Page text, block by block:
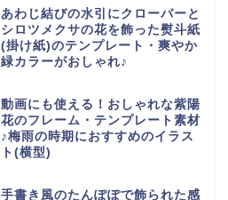
あわじ結びの水引にクローバーと
シロツメクサの花を飾った熨斗紙
(掛け紙)のテンプレート・爽やか
緑カラーがおしゃれ♪
動画にも使える！おしゃれな紫陽
花のフレーム・テンプレート素材
♪梅雨の時期におすすめのイラス
ト(横型)
手書き風のたんぽぽで飾られた感